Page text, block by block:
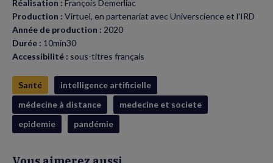
Réalisation : François Demerliac
Production : Virtuel, en partenariat avec Universcience et l'IRD
Année de production : 2020
Durée : 10min30
Accessibilité : sous-titres français
Santé
intelligence artificielle
médecine à distance
medecine et societe
epidemie
pandémie